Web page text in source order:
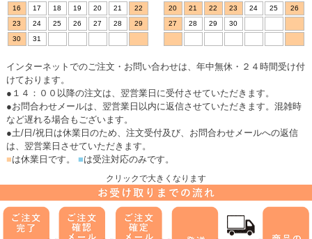
16
17 18 19 20 21
22
23
24 25 26 27 28
29
30
31
20
21 22 23 24 25
26
27
28 29 30
インターネットでのご注文・お問い合わせは、年中無休・２４時間受け付
けております。
●１４：００以降の注文は、翌営業日に受付させていただきます。
●お問合わせメールは、翌営業日以内に返信させていただきます。混雑時
など遅れる場合もございます。
●土/日/祝日は休業日のため、注文受付及び、お問合わせメールへの返信
は、翌営業日させていただきます。
■は休業日です。 ■は受注対応のみです。
クリックで大きくなります